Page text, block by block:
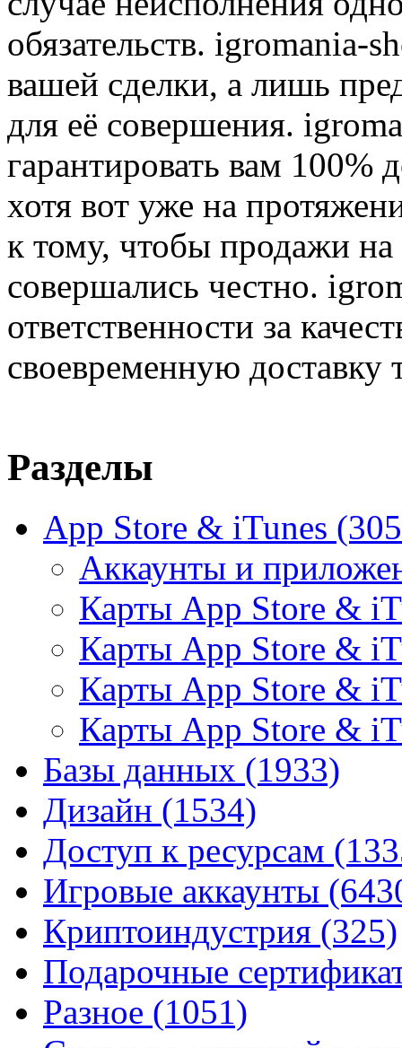
обязательств. igromania-
вашей сделки, а лишь
для её совершения.
гарантировать вам 100%
хотя вот уже на
к тому, чтобы продажи
совершались честно.
ответственности за
своевременную доставку
Разделы
App Store & iTunes
Аккаунты и
Карты App Store &
Карты App Store &
Карты App Store &
Карты App Store &
Базы данных (1933)
Дизайн (1534)
Доступ к ресурсам
Игровые аккаунты
Криптоиндустрия (325)
Подарочные
Разное (1051)